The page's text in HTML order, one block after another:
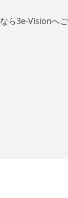
ら3e-Visionへご